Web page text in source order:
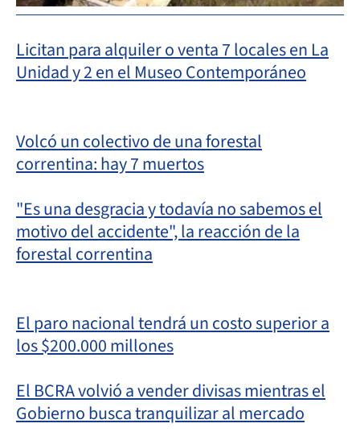
Licitan para alquiler o venta 7 locales en La
Unidad y 2 en el Museo Contemporáneo
Volcó un colectivo de una forestal
correntina: hay 7 muertos
"Es una desgracia y todavía no sabemos el
motivo del accidente", la reacción de la
forestal correntina
El paro nacional tendrá un costo superior a
los $200.000 millones
El BCRA volvió a vender divisas mientras el
Gobierno busca tranquilizar al mercado